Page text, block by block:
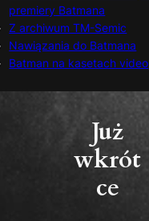
premiery Batmana
Z archiwum TM-Semic
Nawiązania do Batmana
Batman na kasetach video
Już
wkrót
ce